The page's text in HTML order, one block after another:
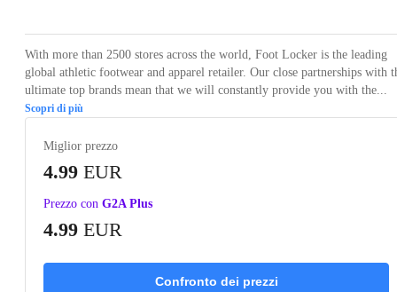
With more than 2500 stores across the world, Foot Locker is the leading
global athletic footwear and apparel retailer. Our close partnerships with
ultimate top brands mean that we will constantly provide you with the...
Scopri di più
Miglior prezzo
4.99 EUR
Prezzo con G2A Plus
4.99 EUR
Confronto dei prezzi